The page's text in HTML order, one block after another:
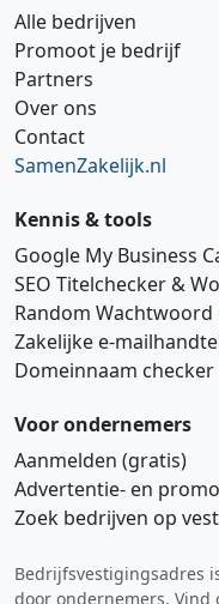
Alle bedrijven
Promoot je bedrijf
Partners
Over ons
Contact
SamenZakelijk.nl
Kennis & tools
Google My Business
SEO Titelchecker &
Random
Zakelijke
Domeinnaam
Voor ondernemers
Aanmelden (gratis)
Advertentie‑ en
Zoek bedrijven op
Bedrijfsvestigingsadres
door ondernemers. Vind
Hi 👋 We horen